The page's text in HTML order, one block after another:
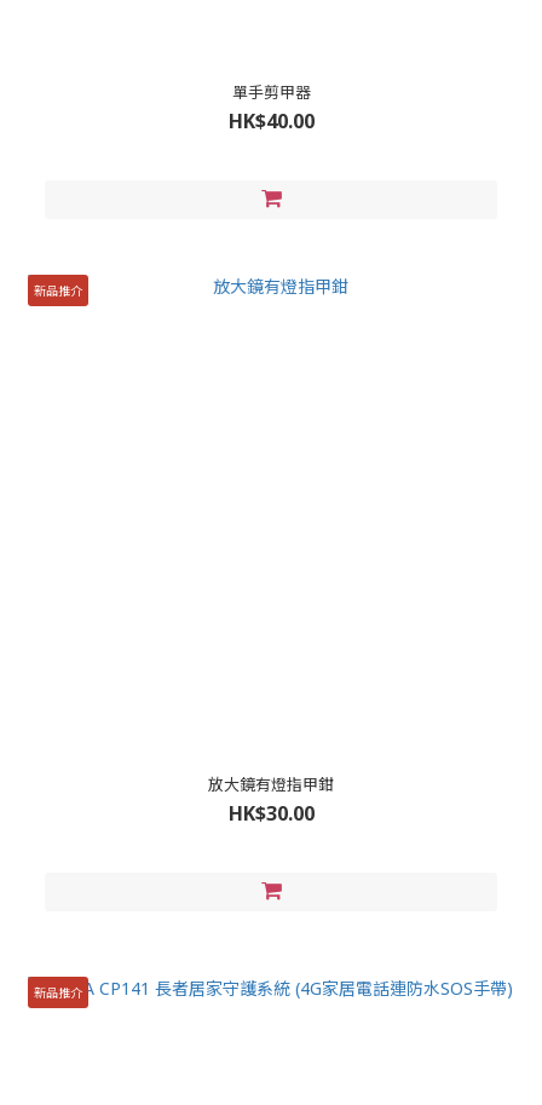
單手剪甲器
HK$40.00
新品推介
放大鏡有燈指甲鉗
HK$30.00
新品推介